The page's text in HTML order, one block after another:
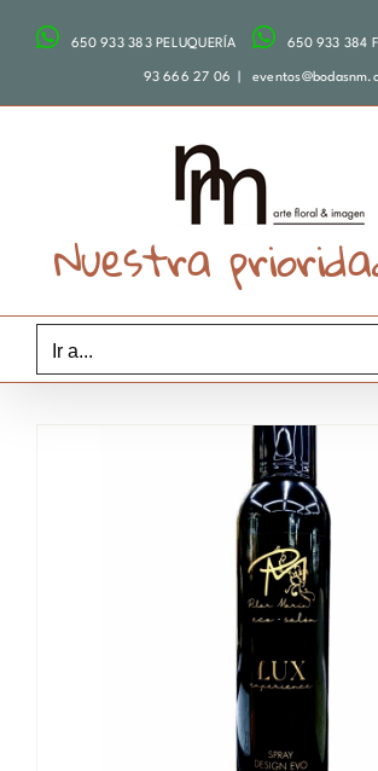
650 933 383 PELUQUERÍA 650 933 384
93 666 27 06
Nuestra
Ir a...